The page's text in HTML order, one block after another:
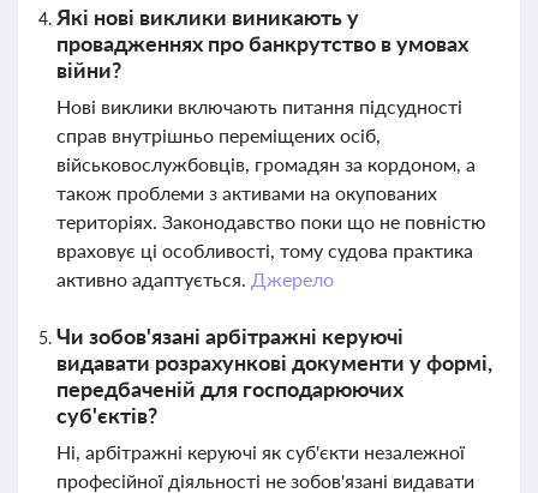
Які нові виклики виникають у
провадженнях про банкрутство в умовах
війни?
Нові виклики включають питання підсудності
справ внутрішньо переміщених осіб,
військовослужбовців, громадян за кордоном, а
також проблеми з активами на окупованих
територіях. Законодавство поки що не повністю
враховує ці особливості, тому судова практика
активно адаптується. Джерело
Чи зобов'язані арбітражні керуючі
видавати розрахункові документи у формі,
передбаченій для господарюючих
суб'єктів?
Ні, арбітражні керуючі як суб'єкти незалежної
професійної діяльності не зобов'язані видавати